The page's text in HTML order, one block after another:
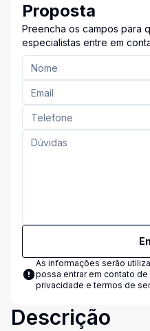
Proposta
Preencha os campos para
especialistas entre em
As informações serão
possa entrar em contato de
privacidade e termos de
Descrição